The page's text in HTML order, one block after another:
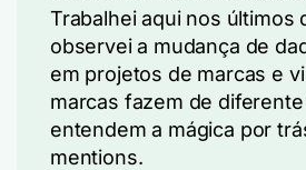
Trabalhei aqui nos últimos
observei a mudança de
em projetos de marcas e
marcas fazem de
entendem a mágica por
mentions.